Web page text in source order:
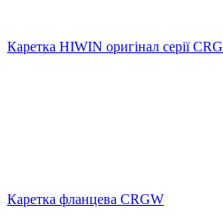
Каретка HIWIN оригінал серії CRG
Каретка фланцева CRGW